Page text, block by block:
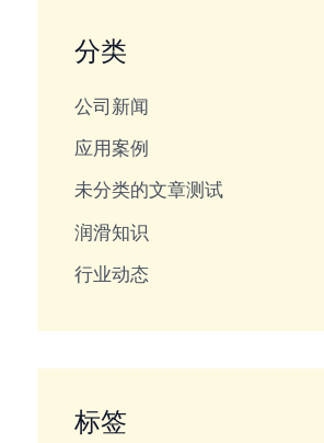
分类
公司新闻
应用案例
未分类的文章测试
润滑知识
行业动态
标签